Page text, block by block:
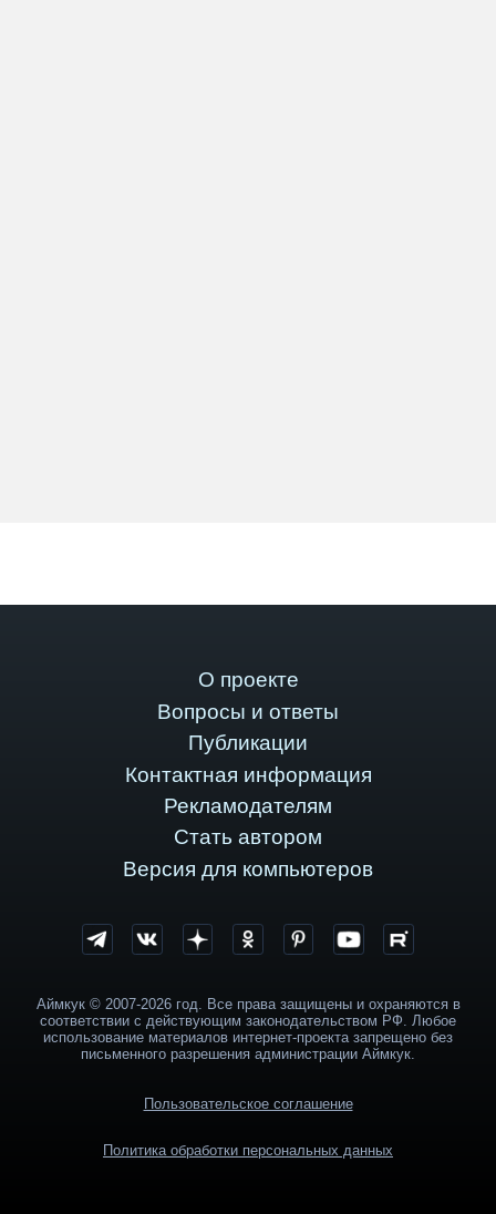
О проекте
Вопросы и ответы
Публикации
Контактная информация
Рекламодателям
Стать автором
Версия для компьютеров
Аймкук © 2007-2026 год. Все права защищены и охраняются в
соответствии с действующим законодательством РФ. Любое
использование материалов интернет-проекта запрещено без
письменного разрешения администрации Аймкук.
Пользовательское соглашение
Политика обработки персональных данных